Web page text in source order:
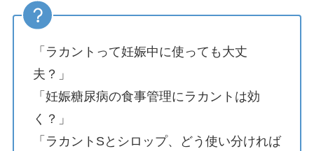
「ラカントって妊娠中に使っても大丈
夫？」
「妊娠糖尿病の食事管理にラカントは効
く？」
「ラカントSとシロップ、どう使い分ければ